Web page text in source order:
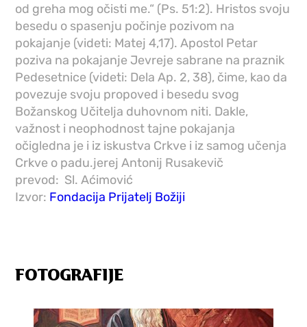
od greha mog očisti me.“ (Ps. 51:2). Hristos svoju
besedu o spasenju počinje pozivom na
pokajanje (videti: Matej 4,17). Apostol Petar
poziva na pokajanje Jevreje sabrane na praznik
Pedesetnice (videti: Dela Ap. 2, 38), čime, kao da
povezuje svoju propoved i besedu svog
Božanskog Učitelja duhovnom niti. Dakle,
važnost i neophodnost tajne pokajanja
očigledna je i iz iskustva Crkve i iz samog učenja
Crkve o padu.jerej Antonij Rusakevič
prevod: Sl. Aćimović
Izvor: Fondacija Prijatelj Božiji
FOTOGRAFIJE